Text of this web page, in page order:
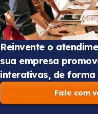
Reinvente o
sua empresa
interativas, de
Fale com